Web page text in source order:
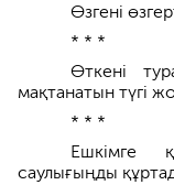
Өзгені
* * *
Өткені
мақтанатын түгі
* * *
Ешкімге
саулығыңды